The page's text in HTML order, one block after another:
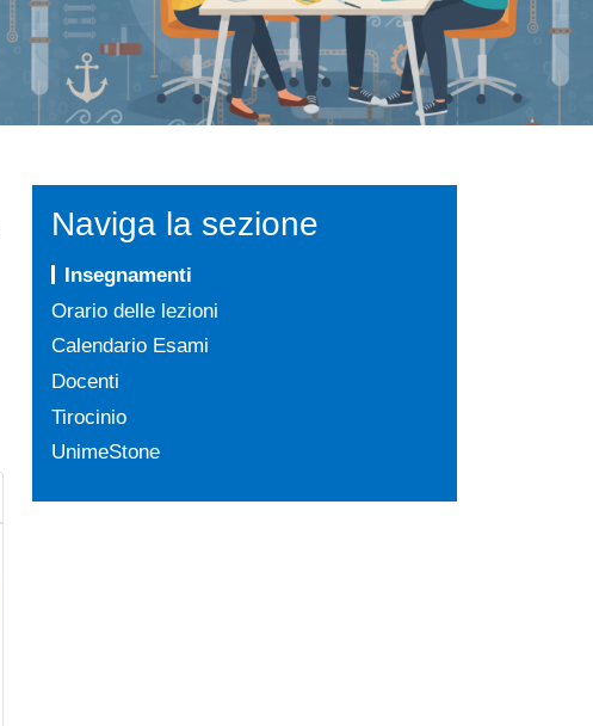
Naviga la sezione
Insegnamenti
Orario delle lezioni
Calendario Esami
Docenti
Tirocinio
UnimeStone